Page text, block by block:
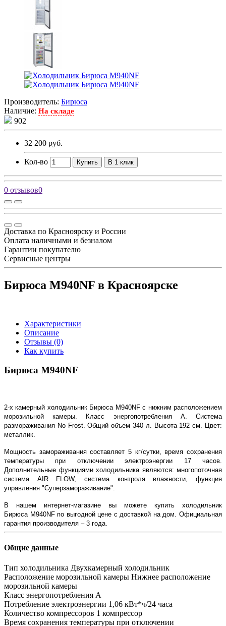
Производитель: Бирюса
Наличие: На складе
902
32 200 руб.
Кол-во Купить В 1 клик
0 отзывов0
Доставка по Красноярску и России
Оплата наличными и безналом
Гарантии покупателю
Сервисные центры
Бирюса M940NF в Красноярске
Характеристики
Описание
Отзывы (0)
Как купить
Бирюса M940NF
2-х камерный холодильник Бирюса M940NF с нижним расположением
морозильной камеры. Класс энергопотребления A. Система
размораживания No Frost. Общий объем 340 л. Высота 192 см. Цвет:
металлик.
Мощность замораживания составляет 5 кг/сутки, время сохранения
температуры при отключении электроэнергии 17 часов.
Дополнительные функциями холодильника являются: многопоточная
система AIR FLOW, система контроля влажности, функция
управления "Суперзамораживание".
В нашем интернет-магазине вы можете купить холодильник
Бирюса M940NFпо выгодной цене с доставкой на дом. Официальная
гарантия производителя – 3 года.
Общие данные
Тип холодильника Двухкамерный холодильник
Расположение морозильной камеры Нижнее расположение
морозильной камеры
Класс энергопотребления A
Потребление электроэнергии 1,06 кВт*ч/24 часа
Количество компрессоров 1 компрессор
Время сохранения температуры при отключении